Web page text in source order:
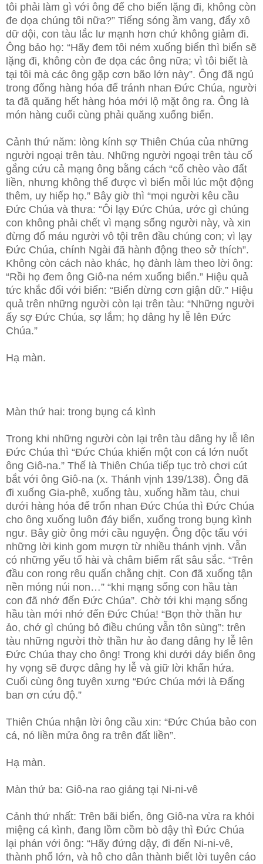
tôi phải làm gì với ông để cho biển lặng đi, không còn
đe dọa chúng tôi nữa?” Tiếng sóng ầm vang, đẩy xô
dữ dội, con tàu lắc lư mạnh hơn chứ không giảm đi.
Ông bảo họ: “Hãy đem tôi ném xuống biển thì biển sẽ
lặng đi, không còn đe dọa các ông nữa; vì tôi biết là
tại tôi mà các ông gặp cơn bão lớn này”. Ông đã ngủ
trong đống hàng hóa để tránh nhan Đức Chúa, người
ta đã quăng hết hàng hóa mới lộ mặt ông ra. Ông là
món hàng cuối cùng phải quăng xuống biển.
Cảnh thứ năm: lòng kính sợ Thiên Chúa của những
người ngoại trên tàu. Những người ngoại trên tàu cố
gắng cứu cả mạng ông bằng cách “cố chèo vào đất
liền, nhưng không thể được vì biển mỗi lúc một động
thêm, uy hiếp họ.” Bây giờ thì “mọi người kêu cầu
Đức Chúa và thưa: “Ôi lạy Đức Chúa, ước gì chúng
con không phải chết vì mạng sống người này, và xin
đừng đổ máu người vô tội trên đầu chúng con; vì lạy
Đức Chúa, chính Ngài đã hành động theo sở thích”.
Không còn cách nào khác, họ đành làm theo lời ông:
“Rồi họ đem ông Giô-na ném xuống biển.” Hiệu quả
tức khắc đối với biển: “Biển dừng cơn giận dữ.” Hiệu
quả trên những người còn lại trên tàu: “Những người
ấy sợ Đức Chúa, sợ lắm; họ dâng hy lễ lên Đức
Chúa.”
Hạ màn.
Màn thứ hai: trong bụng cá kình
Trong khi những người còn lại trên tàu dâng hy lễ lên
Đức Chúa thì “Đức Chúa khiến một con cá lớn nuốt
ông Giô-na.” Thế là Thiên Chúa tiếp tục trò chơi cút
bắt với ông Giô-na (x. Thánh vịnh 139/138). Ông đã
đi xuống Gia-phê, xuống tàu, xuống hầm tàu, chui
dưới hàng hóa để trốn nhan Đức Chúa thì Đức Chúa
cho ông xuống luôn đáy biển, xuống trong bụng kình
ngư. Bây giờ ông mới cầu nguyện. Ông độc tấu với
những lời kinh gom mượn từ nhiều thánh vịnh. Vẫn
có những yếu tố hài và châm biếm rất sâu sắc. “Trên
đầu con rong rêu quấn chằng chịt. Con đã xuống tận
nền móng núi non…” “khi mạng sống con hầu tàn
con đã nhớ đến Đức Chúa”. Chờ tới khi mạng sống
hầu tàn mới nhớ đến Đức Chúa! “Bọn thờ thần hư
ảo, chớ gì chúng bỏ điều chúng vẫn tôn sùng”: trên
tàu những người thờ thần hư ảo đang dâng hy lễ lên
Đức Chúa thay cho ông! Trong khi dưới dáy biển ông
hy vọng sẽ được dâng hy lễ và giữ lời khấn hứa.
Cuối cùng ông tuyên xưng “Đức Chúa mới là Đấng
ban ơn cứu độ.”
Thiên Chúa nhận lời ông cầu xin: “Đức Chúa bảo con
cá, nó liền mửa ông ra trên đất liền”.
Hạ màn.
Màn thứ ba: Giô-na rao giảng tại Ni-ni-vê
Cảnh thứ nhất: Trên bãi biển, ông Giô-na vừa ra khỏi
miệng cá kình, đang lồm cồm bò dậy thì Đức Chúa
lại phán với ông: “Hãy đứng dậy, đi đến Ni-ni-vê,
thành phố lớn, và hô cho dân thành biết lời tuyên cáo